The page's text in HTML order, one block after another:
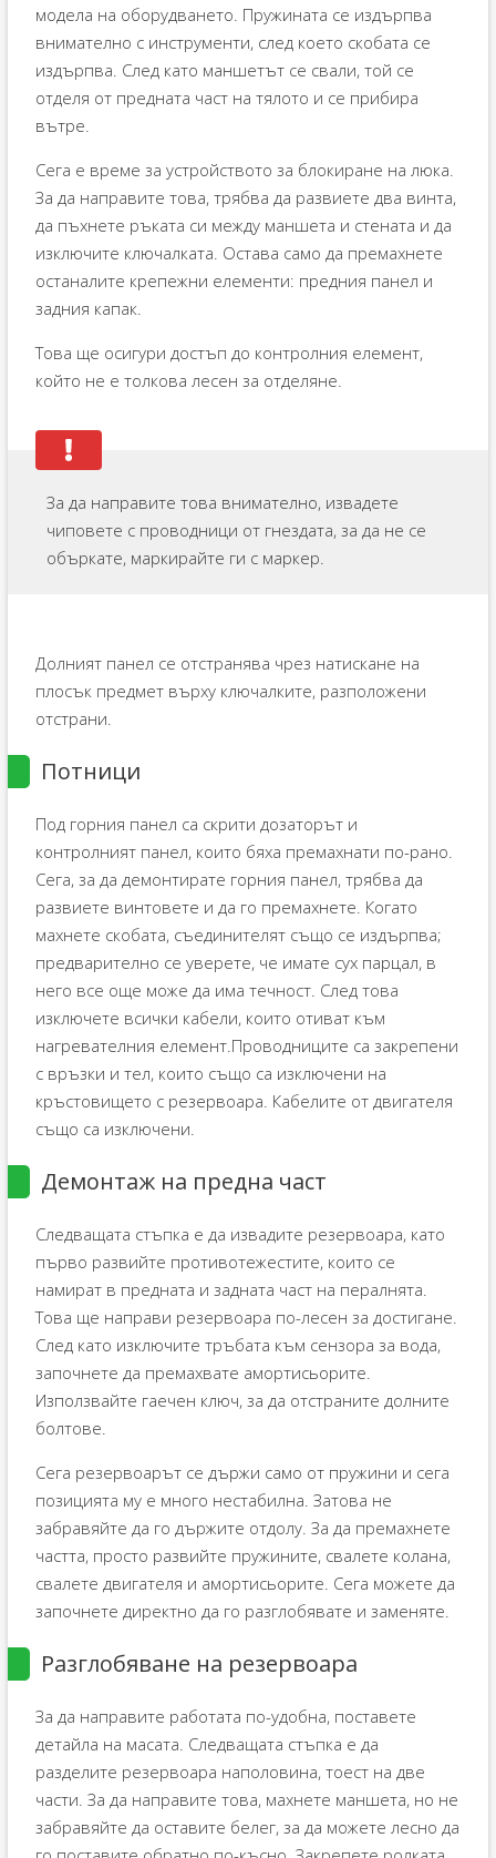
модела на оборудването. Пружината се издърпва
внимателно с инструменти, след което скобата се
издърпва. След като маншетът се свали, той се
отделя от предната част на тялото и се прибира
вътре.
Сега е време за устройството за блокиране на люка.
За да направите това, трябва да развиете два винта,
да пъхнете ръката си между маншета и стената и да
изключите ключалката. Остава само да премахнете
останалите крепежни елементи: предния панел и
задния капак.
Това ще осигури достъп до контролния елемент,
който не е толкова лесен за отделяне.
За да направите това внимателно, извадете
чиповете с проводници от гнездата, за да не се
объркате, маркирайте ги с маркер.
Долният панел се отстранява чрез натискане на
плосък предмет върху ключалките, разположени
отстрани.
Потници
Под горния панел са скрити дозаторът и
контролният панел, които бяха премахнати по-рано.
Сега, за да демонтирате горния панел, трябва да
развиете винтовете и да го премахнете. Когато
махнете скобата, съединителят също се издърпва;
предварително се уверете, че имате сух парцал, в
него все още може да има течност. След това
изключете всички кабели, които отиват към
нагревателния елемент.Проводниците са закрепени
с връзки и тел, които също са изключени на
кръстовището с резервоара. Кабелите от двигателя
също са изключени.
Демонтаж на предна част
Следващата стъпка е да извадите резервоара, като
първо развийте противотежестите, които се
намират в предната и задната част на пералнята.
Това ще направи резервоара по-лесен за достигане.
След като изключите тръбата към сензора за вода,
започнете да премахвате амортисьорите.
Използвайте гаечен ключ, за да отстраните долните
болтове.
Сега резервоарът се държи само от пружини и сега
позицията му е много нестабилна. Затова не
забравяйте да го държите отдолу. За да премахнете
частта, просто развийте пружините, свалете колана,
свалете двигателя и амортисьорите. Сега можете да
започнете директно да го разглобявате и заменяте.
Разглобяване на резервоара
За да направите работата по-удобна, поставете
детайла на масата. Следващата стъпка е да
разделите резервоара наполовина, тоест на две
части. За да направите това, махнете маншета, но не
забравяйте да оставите белег, за да можете лесно да